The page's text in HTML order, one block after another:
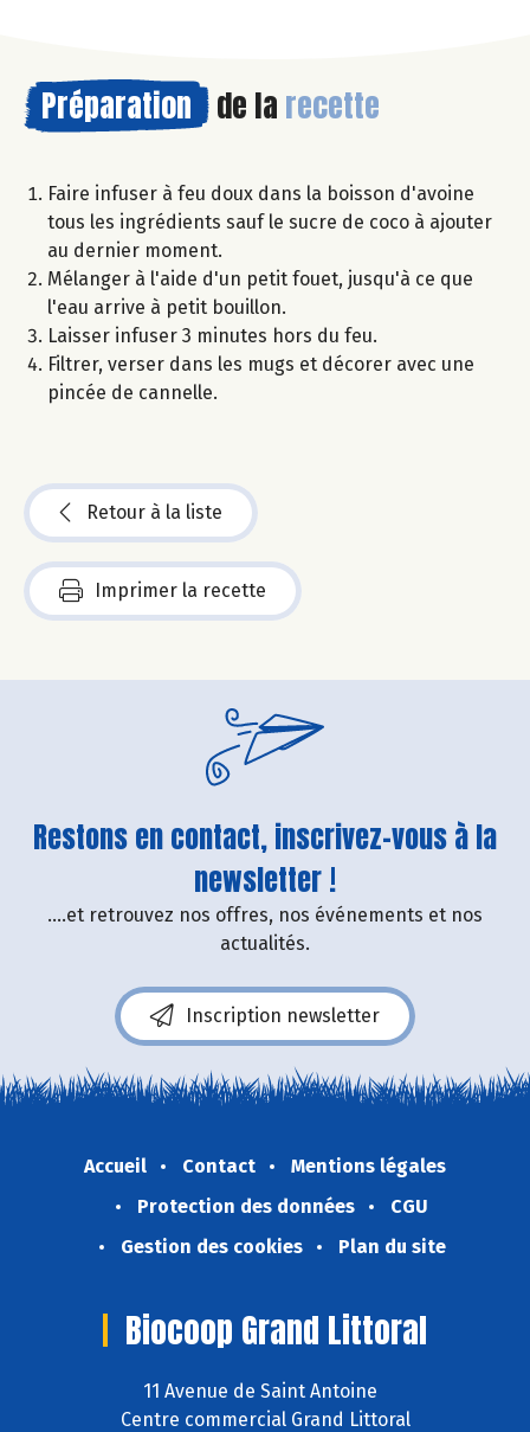
Préparation de la recette
Faire infuser à feu doux dans la boisson d'avoine
tous les ingrédients sauf le sucre de coco à ajouter
au dernier moment.
Mélanger à l'aide d'un petit fouet, jusqu'à ce que
l'eau arrive à petit bouillon.
Laisser infuser 3 minutes hors du feu.
Filtrer, verser dans les mugs et décorer avec une
pincée de cannelle.
Retour à la liste
Imprimer la recette
Restons en contact, inscrivez-vous à la
newsletter !
....et retrouvez nos offres, nos événements et nos
actualités.
Inscription newsletter
Accueil Contact
Mentions légales
Protection des données
CGU
Gestion des cookies
Plan du site
Biocoop Grand Littoral
11 Avenue de Saint Antoine
Centre commercial Grand Littoral